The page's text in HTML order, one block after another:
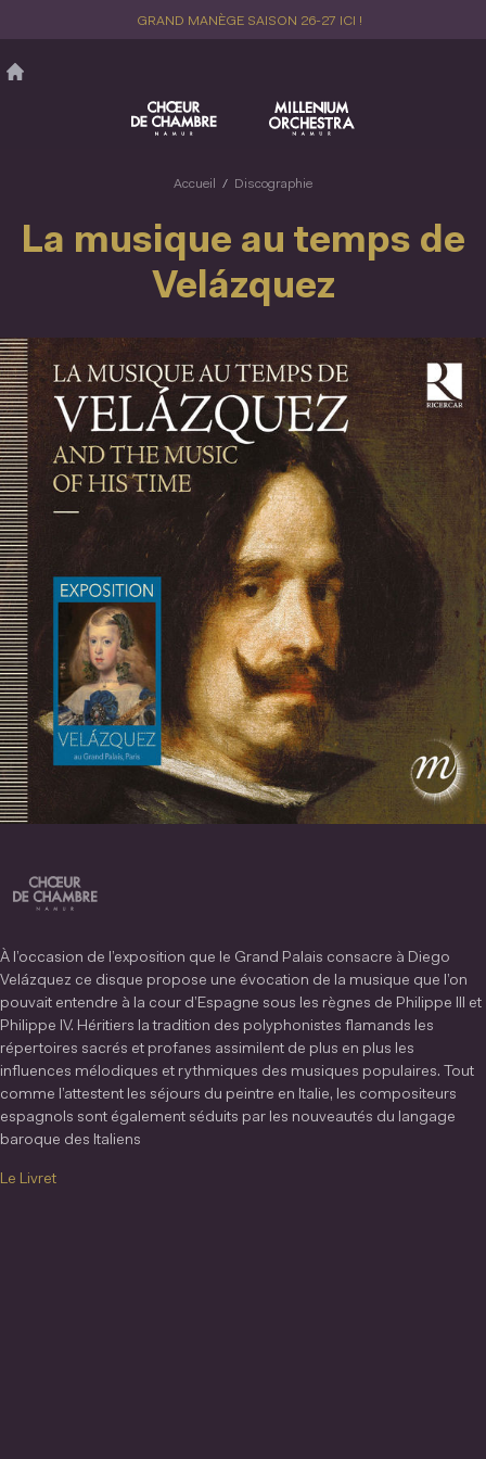
principal
GRAND MANÈGE SAISON 26-27 ICI !
Accueil Discographie
La musique au temps de
Velázquez
À l’occasion de l’exposition que le Grand Palais consacre à Diego
Velázquez ce disque propose une évocation de la musique que l’on
pouvait entendre à la cour d’Espagne sous les règnes de Philippe III et
Philippe IV. Héritiers la tradition des polyphonistes flamands les
répertoires sacrés et profanes assimilent de plus en plus les
influences mélodiques et rythmiques des musiques populaires. Tout
comme l’attestent les séjours du peintre en Italie, les compositeurs
espagnols sont également séduits par les nouveautés du langage
baroque des Italiens
Le Livret